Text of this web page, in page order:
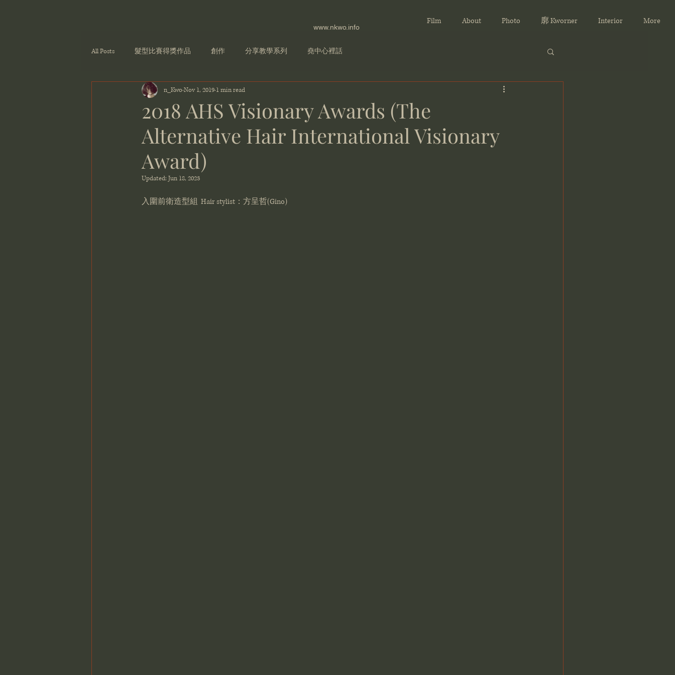
Film About Photo 廓 Kworner Interior More
www.nkwo.info
All Posts 髮型比賽得獎作品 創作 分享教學系列 堯中心裡話
2018 AHS Visionary Awards (The
Alternative Hair International Visionary
Award)
n_Kwo Nov 1, 2019 1 min read
Updated: Jun 18, 2023
入圍前衛造型組  Hair stylist：方呈哲(Gino)